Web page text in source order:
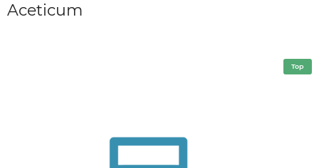
Aceticum
Top